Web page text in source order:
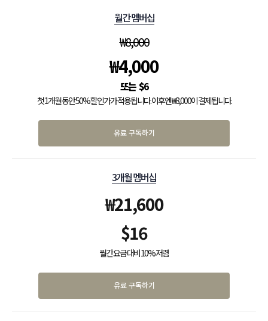
월간 멤버십
₩8,000
₩4,000
$6
첫 1개월 동안 50% 할인가가 적용됩니다. 이후엔 ₩8,000이 결제됩니다.
유료 구독하기
3개월 멤버십
₩21,600
$16
월간 요금 대비 10% 저렴
유료 구독하기